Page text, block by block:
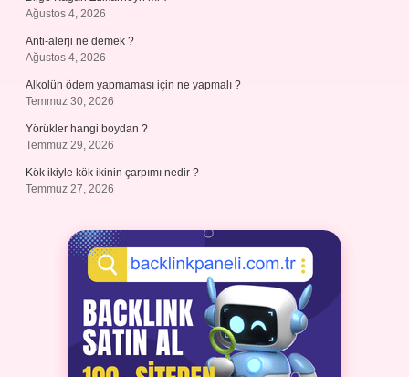
Ağustos 4, 2026
Anti-alerji ne demek ?
Ağustos 4, 2026
Alkolün ödem yapmaması için ne yapmalı ?
Temmuz 30, 2026
Yörükler hangi boydan ?
Temmuz 29, 2026
Kök ikiyle kök ikinin çarpımı nedir ?
Temmuz 27, 2026